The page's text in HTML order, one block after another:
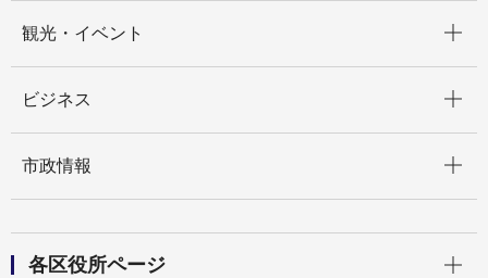
観光・イベント
ビジネス
市政情報
各区役所ページ